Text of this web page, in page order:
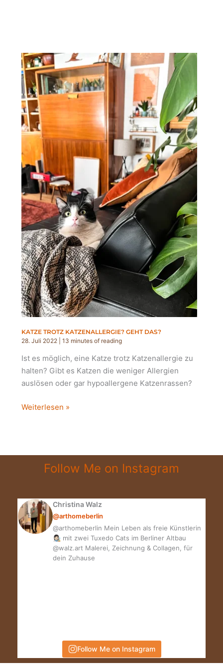
KATZE TROTZ KATZENALLERGIE? GEHT DAS?
28. Juli 2022
13 minutes of reading
Ist es möglich, eine Katze trotz Katzenallergie zu
halten? Gibt es Katzen die weniger Allergien
auslösen oder gar hypoallergene Katzenrassen?
Katze
das?
Weiterlesen »
Follow Me on Instagram
Christina Walz
@arthomeberlin
@arthomeberlin Mein Leben als freie Künstlerin
👩🏻‍🎨 mit zwei Tuxedo Cats im Berliner Altbau
@walz.art Malerei, Zeichnung & Collagen, für
dein Zuhause
Follow Me on Instagram